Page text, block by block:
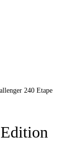
240 Etape